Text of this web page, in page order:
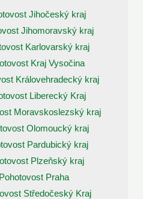
Jihočeský kraj
Jihomoravský kraj
Karlovarský kraj
Kraj Vysočina
Královehradecký kraj
Liberecký Kraj
Moravskoslezský kraj
Olomoucký kraj
Pardubický kraj
Plzeňský kraj
Praha
Středočeský Kraj